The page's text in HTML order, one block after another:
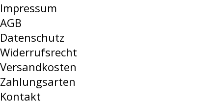
Impressum
AGB
Datenschutz
Widerrufsrecht
Versandkosten
Zahlungsarten
Kontakt